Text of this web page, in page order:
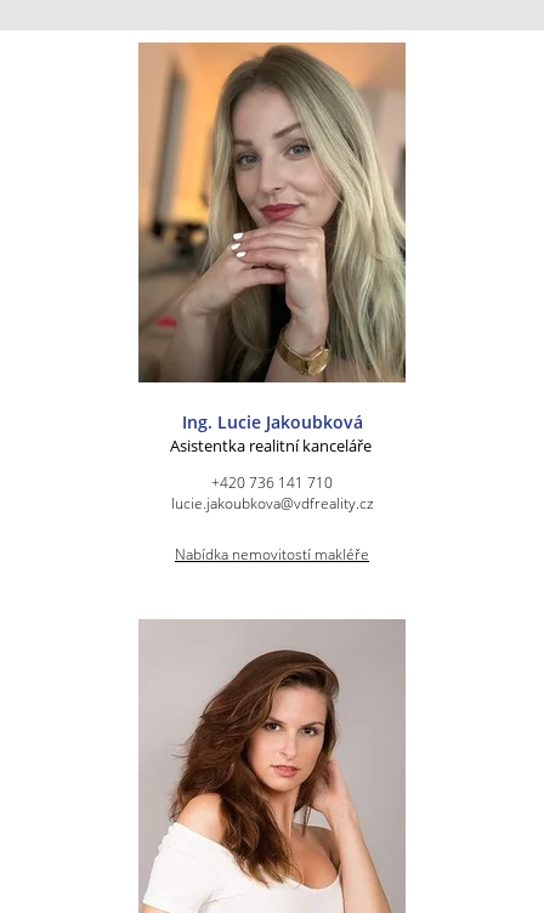
Ing. Lucie Jakoubková
Asistentka realitní kanceláře
+420 736 141 710
lucie.jakoubkova@vdfreality.cz
Nabídka nemovitostí makléře